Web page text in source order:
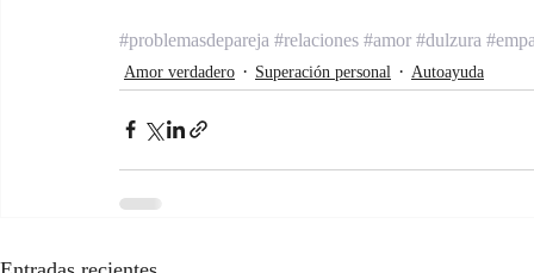
#problemasdepareja #relaciones #amor #dulzura
Amor verdadero Superación personal Autoayuda